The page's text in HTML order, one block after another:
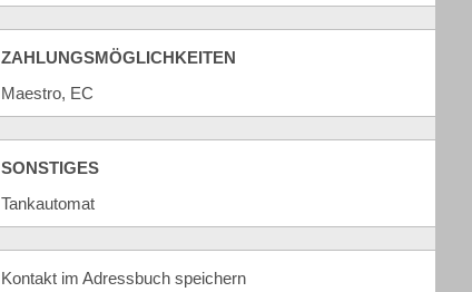
ZAHLUNGSMÖGLICHKEITEN
Maestro, EC
SONSTIGES
Tankautomat
Kontakt im Adressbuch speichern